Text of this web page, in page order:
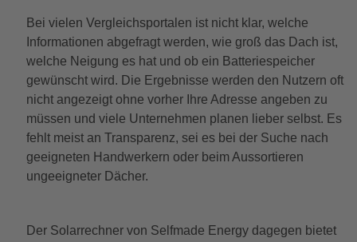
Bei vielen Vergleichsportalen ist nicht klar, welche
Informationen abgefragt werden, wie groß das Dach ist,
welche Neigung es hat und ob ein Batteriespeicher
gewünscht wird. Die Ergebnisse werden den Nutzern oft
nicht angezeigt ohne vorher Ihre Adresse angeben zu
müssen und viele Unternehmen planen lieber selbst. Es
fehlt meist an Transparenz, sei es bei der Suche nach
geeigneten Handwerkern oder beim Aussortieren
ungeeigneter Dächer.
Der Solarrechner von Selfmade Energy dagegen bietet